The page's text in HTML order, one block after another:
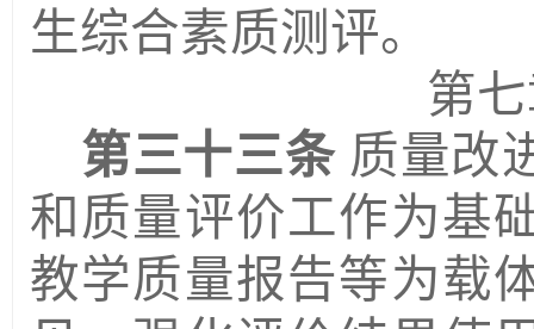
生综合素质测评。
第
第三十三条 质量改
和质量评价工作为基
教学质量报告等为载